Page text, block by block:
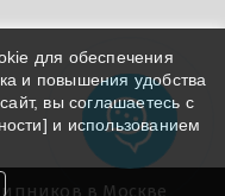
в Москве
для обеспечения
и повышения удобства
вы соглашаетесь с
] и использованием